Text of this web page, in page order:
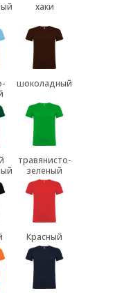
хаки
шоколадный
травянисто-
зеленый
Красный